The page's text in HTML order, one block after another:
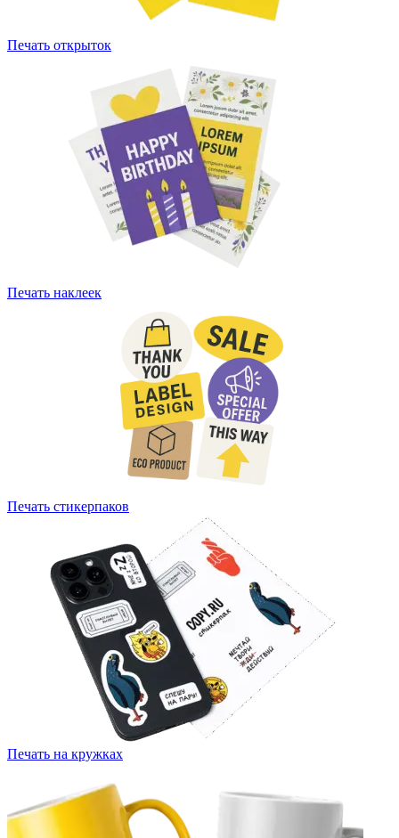
Печать открыток
Печать наклеек
Печать стикерпаков
Печать на кружках